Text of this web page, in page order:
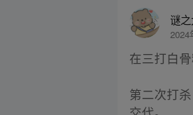
谜
2024
在三打白
第二次打